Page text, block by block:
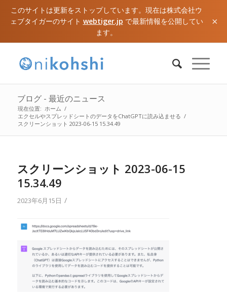
このサイトは更新をストップしています。現在は株式会社ウ
ェブタイガーのサイト webtiger.jp で最新情報を公開してい
ます。
×
ブログ - 最近のニュース
現在位置: ホーム /
エクセルやスプレッドシートのデータをChatGPTに読み込ませる /
スクリーンショット 2023-06-15 15.34.49
スクリーンショット 2023-06-15
15.34.49
2023年6月15日 /